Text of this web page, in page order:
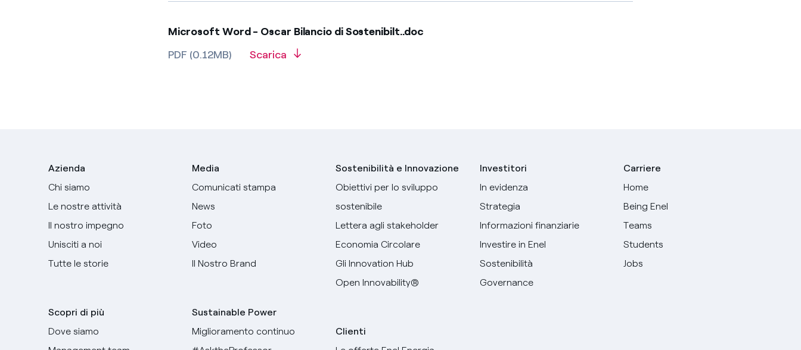
Microsoft Word - Oscar Bilancio di Sostenibilt..doc
PDF (0.12MB)
Scarica
Azienda
Chi siamo
Le nostre attività
Il nostro impegno
Unisciti a noi
Tutte le storie
Scopri di più
Dove siamo
Media
Comunicati stampa
News
Foto
Video
Il Nostro Brand
Sustainable Power
Miglioramento continuo
Sostenibilità e Innovazione
Obiettivi per lo sviluppo
sostenibile
Lettera agli stakeholder
Economia Circolare
Gli Innovation Hub
Open Innovability®
Clienti
Investitori
In evidenza
Strategia
Informazioni finanziarie
Investire in Enel
Sostenibilità
Governance
Carriere
Home
Being Enel
Teams
Students
Jobs